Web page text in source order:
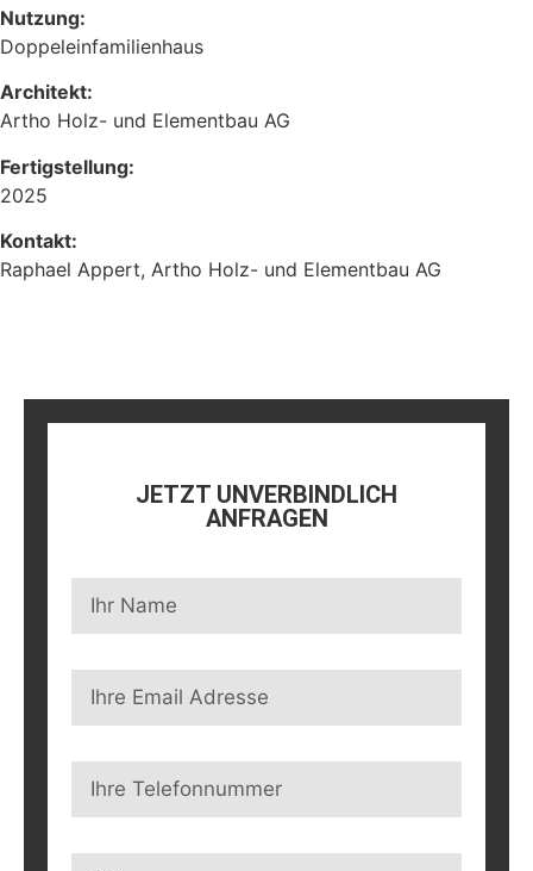
Nutzung:
Doppeleinfamilienhaus
Architekt:
Artho Holz- und Elementbau AG
Fertigstellung:
2025
Kontakt:
Raphael Appert, Artho Holz- und Elementbau AG
JETZT UNVERBINDLICH
ANFRAGEN